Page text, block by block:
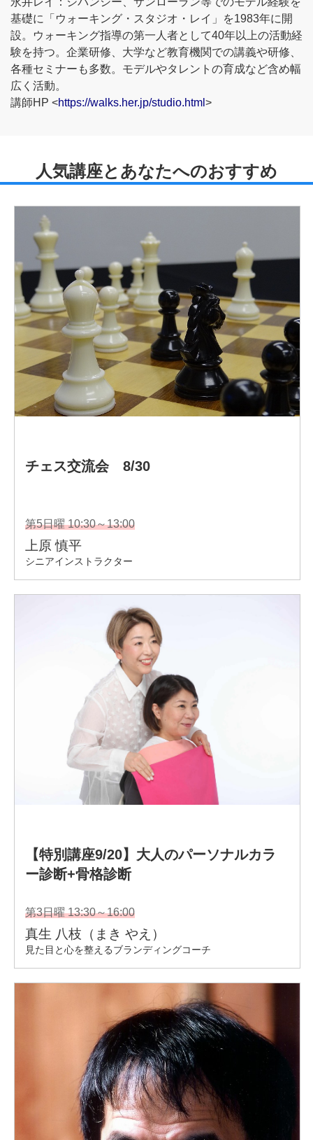
基礎に「ウォーキング・スタジオ・レイ」を1983年に開
設。ウォーキング指導の第一人者として40年以上の活動経
験を持つ。企業研修、大学など教育機関での講義や研修、
各種セミナーも多数。モデルやタレントの育成など含め幅
広く活動。
講師HP <https://walks.her.jp/studio.html >